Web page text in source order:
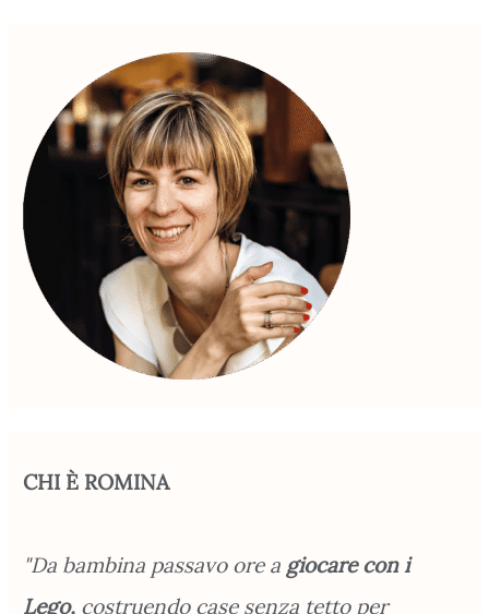
CHI È ROMINA
"Da bambina passavo ore a giocare con i
Lego, costruendo case senza tetto per